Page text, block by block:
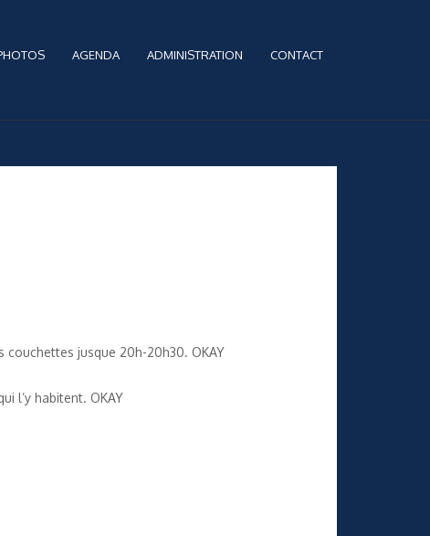
AGENDA ADMINISTRATION CONTACT
jusque 20h-20h30. OKAY
l’y habitent. OKAY